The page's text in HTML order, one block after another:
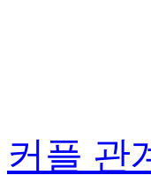
커플 관